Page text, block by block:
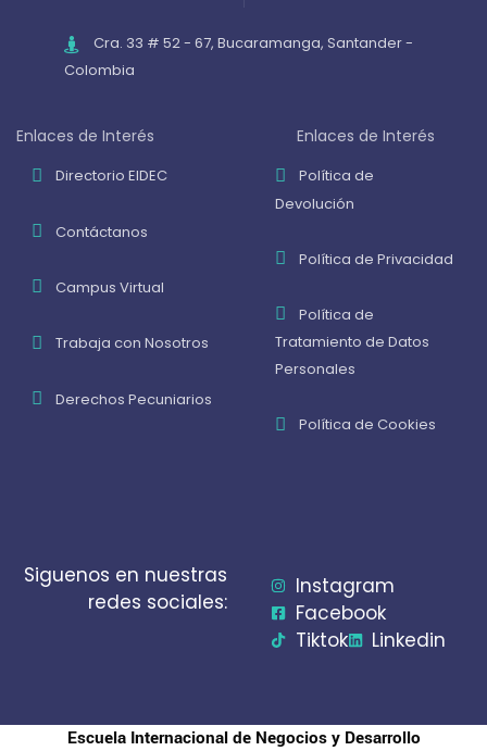
Cra. 33 # 52 - 67, Bucaramanga, Santander -
Colombia
Enlaces de Interés
Directorio EIDEC
Contáctanos
Campus Virtual
Trabaja con Nosotros
Derechos Pecuniarios
Enlaces de Interés
Política de
Devolución
Política de Privacidad
Política de
Tratamiento de Datos
Personales
Política de Cookies
Siguenos en nuestras
redes sociales:
Instagram
Facebook
Tiktok
Linkedin
Escuela Internacional de Negocios y Desarrollo